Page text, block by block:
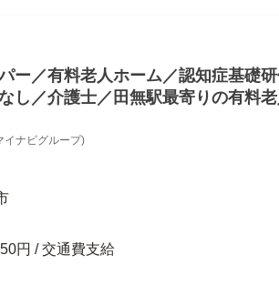
ー／有料老人ホーム／認知症基礎
し／介護士／田無駅最寄りの有料
イナビグループ)
円 / 交通費支給